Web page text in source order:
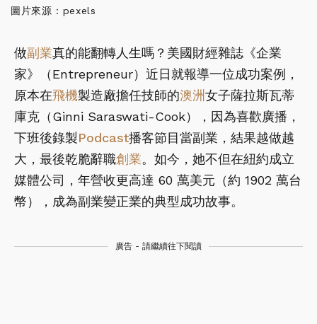
圖片來源：pexels
做副業真的能翻轉人生嗎？美國財經雜誌《企業
家》（Entrepreneur）近日就報導一位成功案例，
原本在飛機製造廠擔任技師的澳洲女子薩拉斯瓦蒂
庫克（Ginni Saraswati-Cook），因為喜歡廣播，
下班後錄製Podcast播客節目當副業，結果越做越
大，最後乾脆辭職創業。如今，她不但在紐約成立
媒體公司，年營收更高達 60 萬美元（約 1902 萬台
幣），成為副業變正業的典型成功故事。
廣告 - 請繼續往下閱讀